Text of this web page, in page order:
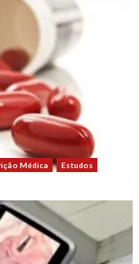
Médica Estudos